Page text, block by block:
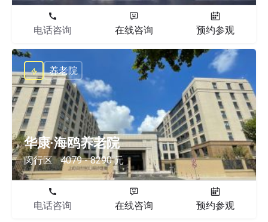
电话咨询 在线咨询 预约参观
华康·海鸥养老院
闵行区 4079 - 8290 元
养老院
电话咨询 在线咨询 预约参观